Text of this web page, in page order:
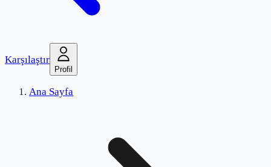
Karşılaştır
Profil
Ana Sayfa